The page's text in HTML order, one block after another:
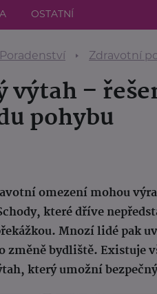
OSTATNÍ
Poradenství Zdravotní
výtah –
pohybu
omezení mohou
které dříve
Mnozí lidé pak
změně bydliště. Existuje
který umožní